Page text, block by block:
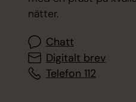
nätter.
Chatt
Digitalt brev
Telefon 112